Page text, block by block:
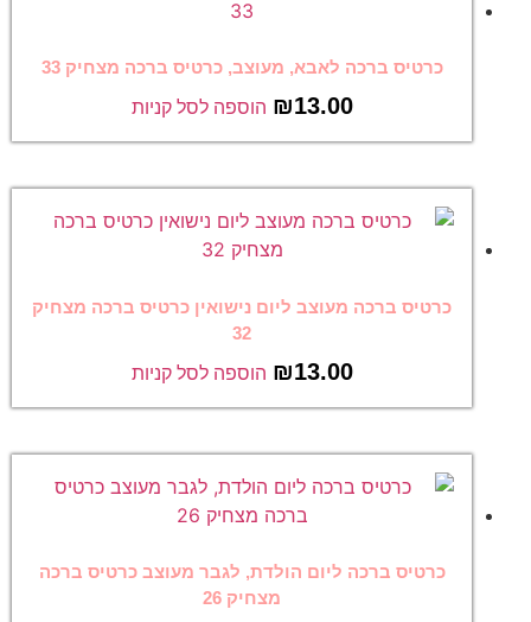
כרטיס ברכה לאבא, מעוצב, כרטיס ברכה מצחיק 33
₪13.00 הוספה לסל קניות
כרטיס ברכה מעוצב ליום נישואין כרטיס ברכה מצחיק
32
₪13.00 הוספה לסל קניות
כרטיס ברכה ליום הולדת, לגבר מעוצב כרטיס ברכה
מצחיק 26